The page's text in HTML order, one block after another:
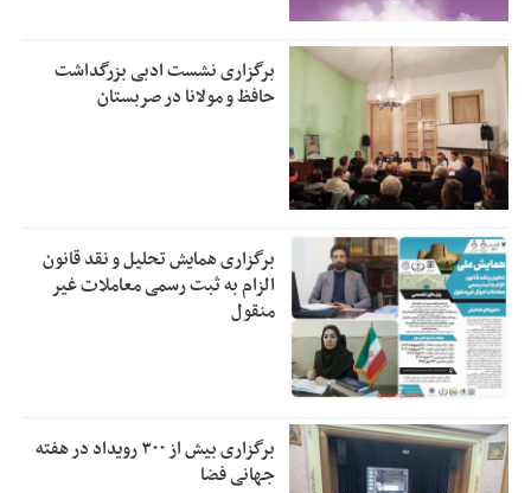
برگزاری نشست ادبی بزرگداشت
حافظ و مولانا در صربستان
برگزاری همایش تحلیل و نقد قانون
الزام به ثبت رسمی معاملات غیر
منقول
برگزاری بیش از ۳۰۰ رویداد در هفته
جهانی فضا